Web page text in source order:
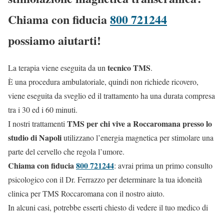
Chiama con fiducia800 721244
possiamo aiutarti!
La terapia viene eseguita da untecnico TMS.
È una procedura ambulatoriale, quindi non richiede ricovero,
viene eseguita da sveglio ed il trattamento ha una durata compresa
tra i 30 ed i 60 minuti.
I nostri trattamentiTMS per chi vive a Roccaromana presso lo
studio di Napoliutilizzano l’energia magnetica per stimolare una
parte del cervello che regola l’umore.
Chiama con fiducia800 721244: avrai prima un primo consulto
psicologico con il Dr. Ferrazzo per determinare la tua idoneità
clinica per TMS Roccaromana con il nostro aiuto.
In alcuni casi, potrebbe esserti chiesto di vedere il tuo medico di